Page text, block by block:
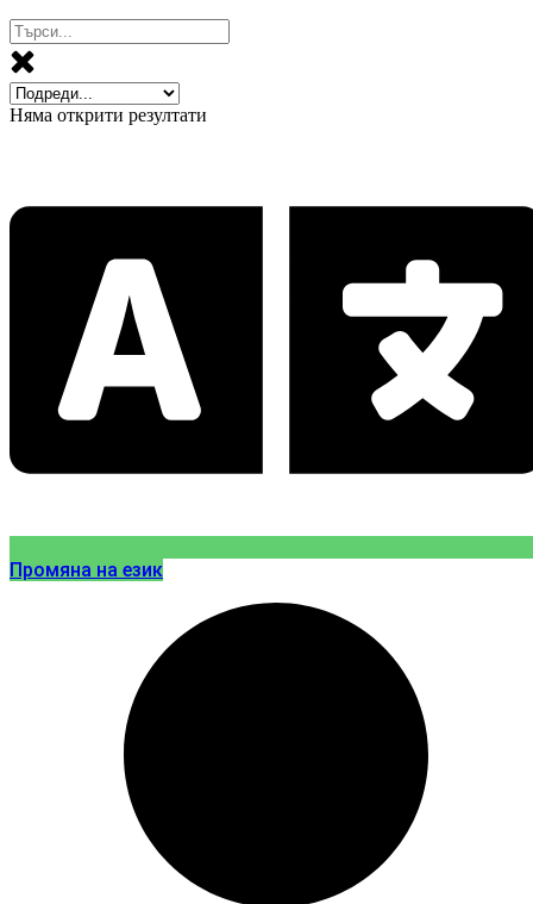
Няма открити резултати
Промяна на език